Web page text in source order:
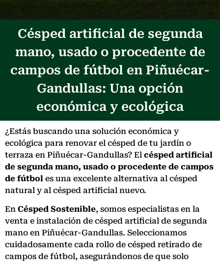
Césped artificial de segunda
mano, usado o procedente de
campos de fútbol en Piñuécar-
Gandullas: Una opción
económica y ecológica
¿Estás buscando una solución económica y
ecológica para renovar el césped de tu jardín o
terraza en Piñuécar-Gandullas? El césped artificial
de segunda mano, usado o procedente de campos
de fútbol es una excelente alternativa al césped
natural y al césped artificial nuevo.
En Césped Sostenible, somos especialistas en la
venta e instalación de césped artificial de segunda
mano en Piñuécar-Gandullas. Seleccionamos
cuidadosamente cada rollo de césped retirado de
campos de fútbol, asegurándonos de que solo